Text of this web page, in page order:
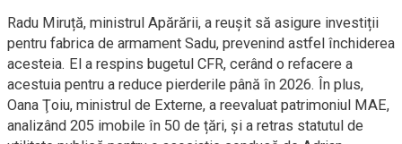
Radu Miruță, ministrul Apărării, a reușit să asigure investiții
pentru fabrica de armament Sadu, prevenind astfel închiderea
acesteia. El a respins bugetul CFR, cerând o refacere a
acestuia pentru a reduce pierderile până în 2026. În plus,
Oana Ţoiu, ministrul de Externe, a reevaluat patrimoniul MAE,
analizând 205 imobile în 50 de țări, și a retras statutul de